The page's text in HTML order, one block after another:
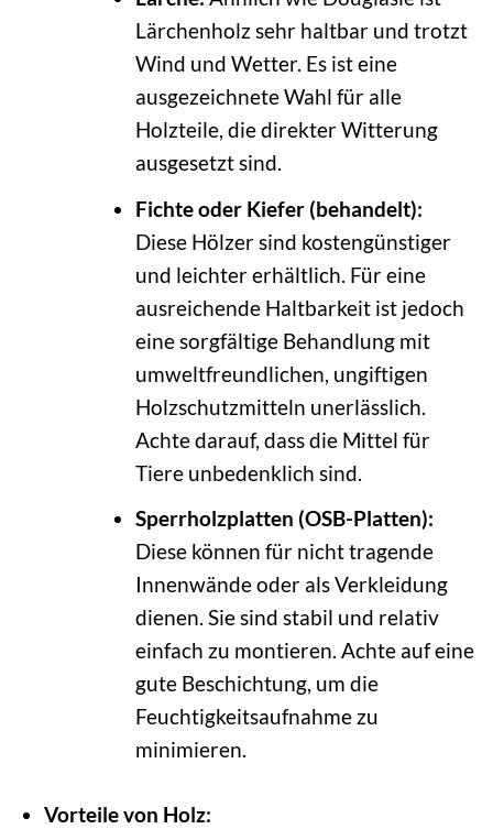
Lärchenholz sehr haltbar und trotzt
Wind und Wetter. Es ist eine
ausgezeichnete Wahl für alle
Holzteile, die direkter Witterung
ausgesetzt sind.
Fichte oder Kiefer (behandelt):
Diese Hölzer sind kostengünstiger
und leichter erhältlich. Für eine
ausreichende Haltbarkeit ist jedoch
eine sorgfältige Behandlung mit
umweltfreundlichen, ungiftigen
Holzschutzmitteln unerlässlich.
Achte darauf, dass die Mittel für
Tiere unbedenklich sind.
Sperrholzplatten (OSB-Platten):
Diese können für nicht tragende
Innenwände oder als Verkleidung
dienen. Sie sind stabil und relativ
einfach zu montieren. Achte auf eine
gute Beschichtung, um die
Feuchtigkeitsaufnahme zu
minimieren.
Vorteile von Holz: